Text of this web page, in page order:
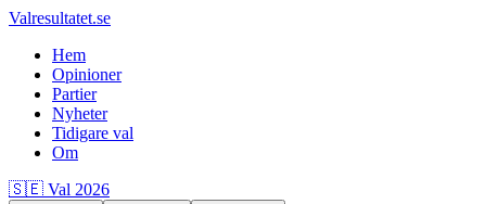
Valresultatet.se
Hem
Opinioner
Partier
Nyheter
Tidigare val
Om
🇸🇪 Val 2026